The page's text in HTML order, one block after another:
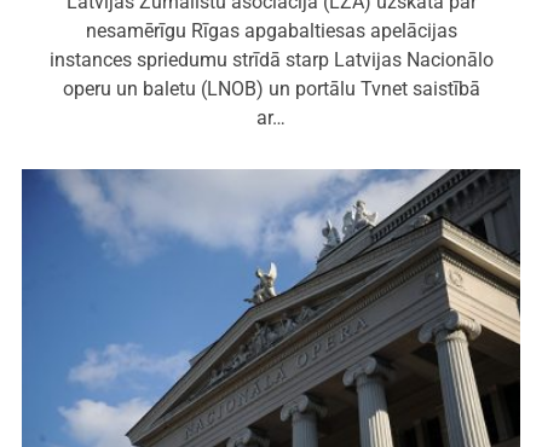
nesamērīgu Rīgas apgabaltiesas apelācijas
instances spriedumu strīdā starp Latvijas Nacionālo
operu un baletu (LNOB) un portālu Tvnet saistībā
ar…